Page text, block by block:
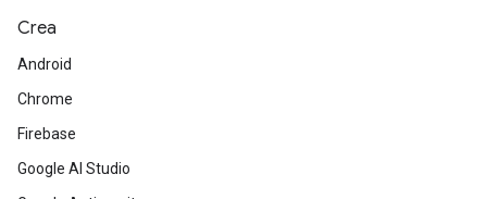
Crea
Android
Chrome
Firebase
Google AI Studio